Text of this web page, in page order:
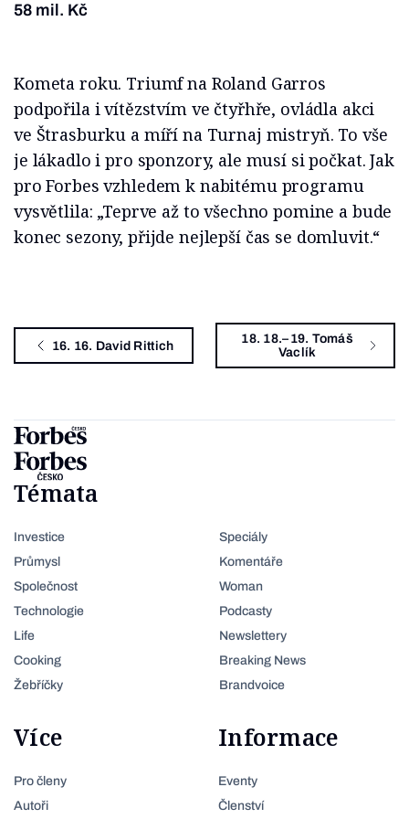
58 mil. Kč
Kometa roku. Triumf na Roland Garros
podpořila i vítězstvím ve čtyřhře, ovládla akci
ve Štrasburku a míří na Turnaj mistryň. To vše
je lákadlo i pro sponzory, ale musí si počkat. Jak
pro Forbes vzhledem k nabitému programu
vysvětlila: „Teprve až to všechno pomine a bude
konec sezony, přijde nejlepší čas se domluvit.“
16. 16. David Rittich
18. 18.–19. Tomáš
Vaclík
Témata
Investice
Průmysl
Společnost
Technologie
Life
Cooking
Žebříčky
Speciály
Komentáře
Woman
Podcasty
Newslettery
Breaking News
Brandvoice
Více
Pro členy
Autoři
Informace
Eventy
Členství